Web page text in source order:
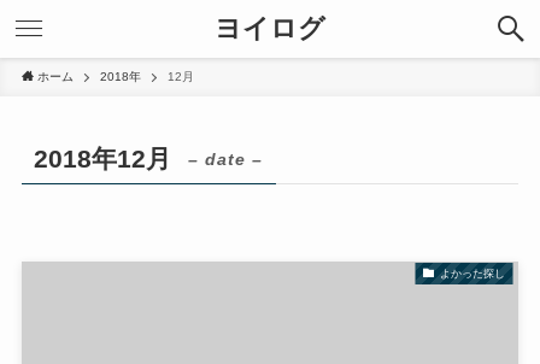
ヨイログ
ホーム 2018年 12月
2018年12月 – date –
よかった探し